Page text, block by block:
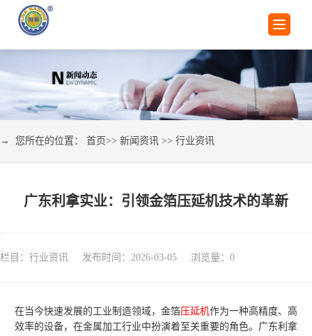
→ 您所在的位置： 首页>> 新闻资讯 >> 行业资讯
广东利拿实业：引领金箔压延机技术的革新
栏目：行业资讯 发布时间：2026-03-05 浏览量： 0
在当今快速发展的工业制造领域，金箔压延机作为一种高精度、高
效率的设备，在金属加工行业中扮演着至关重要的角色。广东利拿